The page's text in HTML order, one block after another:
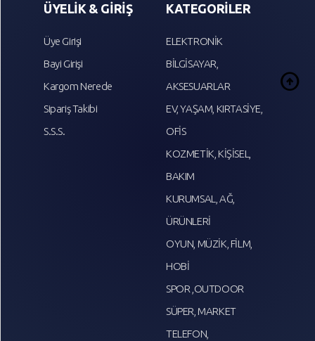
ÜYELİK & GİRİŞ
Üye Girişi
Bayi Girişi
Kargom Nerede
Sipariş Takibi
S.S.S.
KATEGORİLER
ELEKTRONİK
BİLGİSAYAR,
AKSESUARLAR
EV, YAŞAM, KIRTASİYE,
OFİS
KOZMETİK, KİŞİSEL,
BAKIM
KURUMSAL, AĞ,
ÜRÜNLERİ
OYUN, MÜZİK, FİLM,
HOBİ
SPOR ,OUTDOOR
SÜPER, MARKET
TELEFON,
arrow_circle_up